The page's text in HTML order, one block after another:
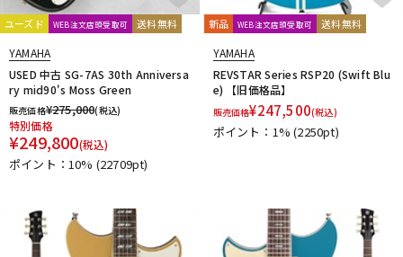
ユーズド WEB注文店頭受取可 送料無料
YAMAHA
USED 中古 SG-7AS 30th Anniversa
ry mid90's Moss Green
販売価格¥275,000(税込)
特別価格
¥249,800(税込)
ポイント：10% (22709pt)
新品 WEB注文店頭受取可 送料無料
YAMAHA
REVSTAR Series RSP20 (Swift Blu
e) 【旧価格品】
販売価格¥247,500(税込)
ポイント：1%(2250pt)